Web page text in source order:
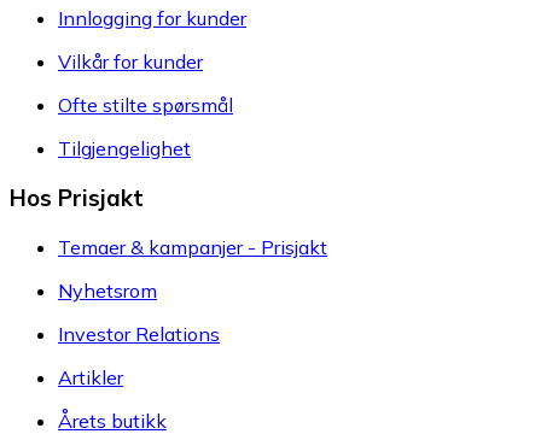
Innlogging for kunder
Vilkår for kunder
Ofte stilte spørsmål
Tilgjengelighet
Hos Prisjakt
Temaer & kampanjer - Prisjakt
Nyhetsrom
Investor Relations
Artikler
Årets butikk